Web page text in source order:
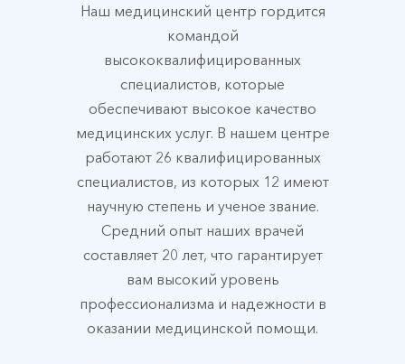
Наш медицинский центр гордится
командой
высококвалифицированных
специалистов, которые
обеспечивают высокое качество
медицинских услуг. В нашем центре
работают 26 квалифицированных
специалистов, из которых 12 имеют
научную степень и ученое звание.
Средний опыт наших врачей
составляет 20 лет, что гарантирует
вам высокий уровень
профессионализма и надежности в
оказании медицинской помощи.